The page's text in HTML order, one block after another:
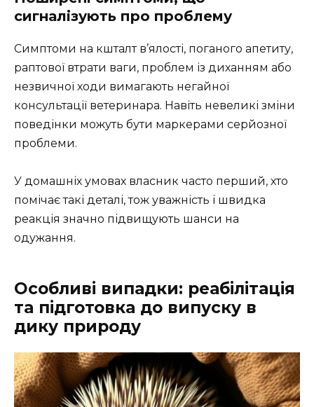
сигналізують про проблему
Симптоми на кшталт в’ялості, поганого апетиту,
раптової втрати ваги, проблем із диханням або
незвичної ходи вимагають негайної
консультації ветеринара. Навіть невеликі зміни
поведінки можуть бути маркерами серйозної
проблеми.
У домашніх умовах власник часто перший, хто
помічає такі деталі, тож уважність і швидка
реакція значно підвищують шанси на
одужання.
Особливі випадки: реабілітація
та підготовка до випуску в
дику природу